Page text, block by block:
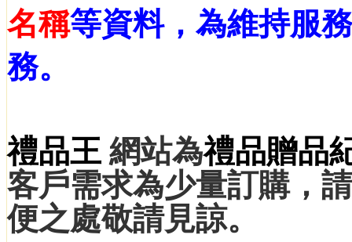
名稱等資料，為維持服
務。
禮品王 網站為禮品贈品
客戶需求為少量訂購，
便之處敬請見諒。